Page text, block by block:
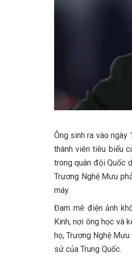
Ông sinh ra vào ngày
thành viên tiêu biểu
trong quân đội Quốc
Trương Nghệ Mưu
máy.
Đam mê điện ảnh
Kinh, nơi ông học và
họ, Trương Nghệ
sử của Trung Quốc.